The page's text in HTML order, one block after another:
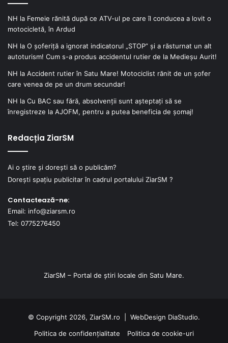
NH la Femeie rănită după ce ATV-ul pe care îl conducea a lovit o
motocicletă, în Ardud
NH la O șoferiță a ignorat indicatorul „STOP” și a răsturnat un alt
autoturism! Cum s-a produs accidentul rutier de la Medieșu Aurit!
NH la Accident rutier în Satu Mare! Motociclist rănit de un șofer
care venea de pe un drum secundar!
NH la Cu BAC sau fără, absolvenții sunt așteptați să se
înregistreze la AJOFM, pentru a putea beneficia de șomaj!
Redacția ZiarSM
Ai o știre și dorești să o publicăm?
Dorești spațiu publicitar în cadrul portalului ZiarSM ?
Contactează-ne:
Email: info@ziarsm.ro
Tel: 0775276450
ZiarSM – Portal de știri locale din Satu Mare.
© Copyright 2026, ZiarSM.ro | WebDesign DiaStudio.
Politica de confidențialitate
Politica de cookie-uri